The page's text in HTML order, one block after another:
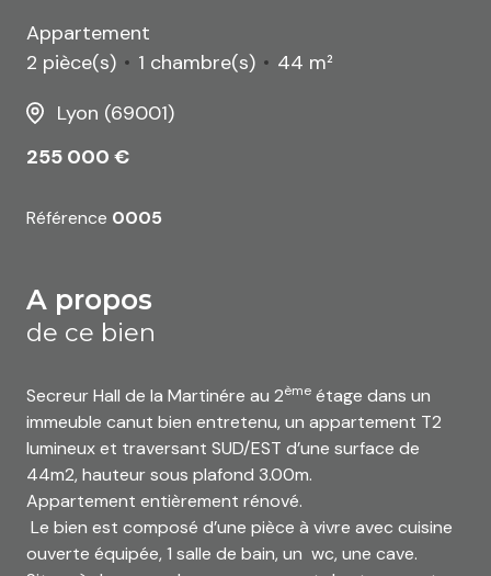
Appartement
2 pièce(s)
1 chambre(s)
44 m²
Lyon (69001)
255 000 €
Référence 0005
a propos
de ce bien
Secreur Hall de la Martinére au 2ème étage dans un
immeuble canut bien entretenu, un appartement T2
lumineux et traversant SUD/EST d’une surface de
44m2, hauteur sous plafond 3.00m.
Appartement entièrement rénové.
Le bien est composé d’une pièce à vivre avec cuisine
ouverte équipée, 1 salle de bain, un wc, une cave.